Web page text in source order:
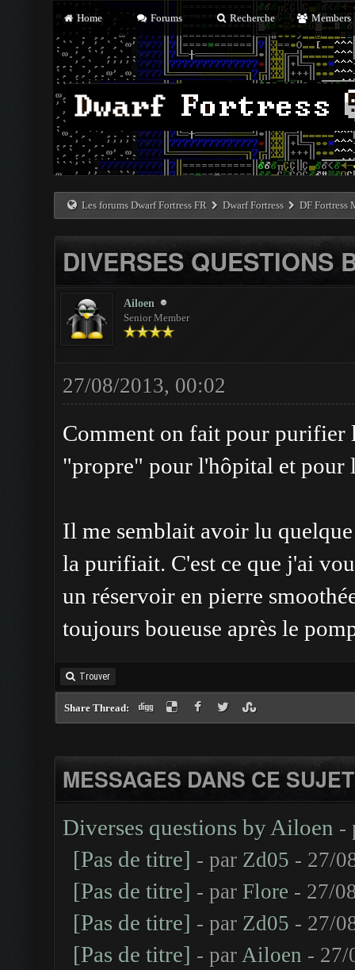
Home Forums Recherche Members
Les forums Dwarf Fortress FR Dwarf Fortress DF Fortress
DIVERSES QUESTIONS
Ailoen
Senior Member
27/08/2013, 00:02
Comment on fait pour purifier
"propre" pour l'hôpital et pour
Il me semblait avoir lu
la purifiait. C'est ce que j'ai
un réservoir en pierre
toujours boueuse après le
Trouver
Share Thread:
MESSAGES DANS CE SUJET
Diverses questions by Ailoen -
[Pas de titre] - par Zd05 - 27/
[Pas de titre] - par Flore - 27/
[Pas de titre] - par Zd05 - 27/
[Pas de titre] - par Ailoen - 27/